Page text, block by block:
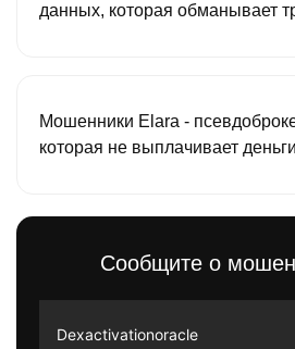
данных, которая обманывает
Мошенники Elara -
которая не выплачивает деньги
Сообщите о